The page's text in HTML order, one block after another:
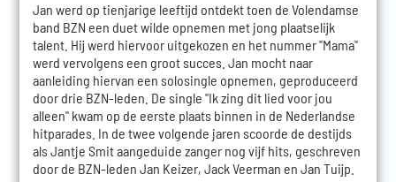
Jan werd op tienjarige leeftijd ontdekt toen de Volendamse
band BZN een duet wilde opnemen met jong plaatselijk
talent. Hij werd hiervoor uitgekozen en het nummer "Mama"
werd vervolgens een groot succes. Jan mocht naar
aanleiding hiervan een solosingle opnemen, geproduceerd
door drie BZN-leden. De single "Ik zing dit lied voor jou
alleen" kwam op de eerste plaats binnen in de Nederlandse
hitparades. In de twee volgende jaren scoorde de destijds
als Jantje Smit aangeduide zanger nog vijf hits, geschreven
door de BZN-leden Jan Keizer, Jack Veerman en Jan Tuijp.